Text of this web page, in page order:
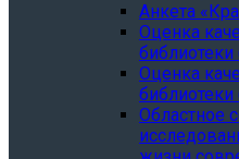
Анкета
Oценка
Oценка
Областное